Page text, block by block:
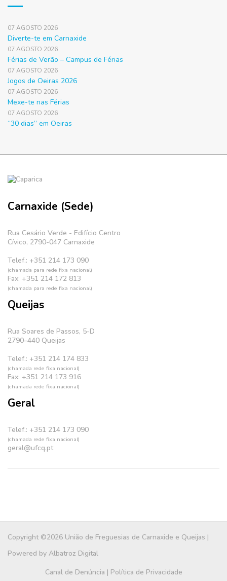
07 AGOSTO 2026
Diverte-te em Carnaxide
07 AGOSTO 2026
Férias de Verão – Campus de Férias
07 AGOSTO 2026
Jogos de Oeiras 2026
07 AGOSTO 2026
Mexe-te nas Férias
07 AGOSTO 2026
“30 dias” em Oeiras
Carnaxide (Sede)
Rua Cesário Verde - Edifício Centro
Cívico, 2790-047 Carnaxide
Telef.: +351 214 173 090
(chamada para rede fixa nacional)
Fax: +351 214 172 813
(chamada para rede fixa nacional)
Queijas
Rua Soares de Passos, 5-D
2790–440 Queijas
Telef.: +351 214 174 833
(chamada rede fixa nacional)
Fax: +351 214 173 916
(chamada rede fixa nacional)
Geral
Telef.: +351 214 173 090
(chamada rede fixa nacional)
geral@ufcq.pt
Copyright ©2026 União de Freguesias de Carnaxide e Queijas |
Powered by Albatroz Digital
Canal de Denúncia | Política de Privacidade